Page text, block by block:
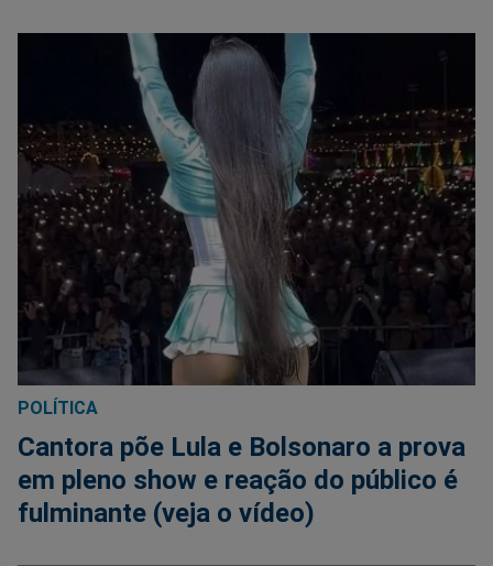
POLÍTICA
Cantora põe Lula e Bolsonaro a prova
em pleno show e reação do público é
fulminante (veja o vídeo)